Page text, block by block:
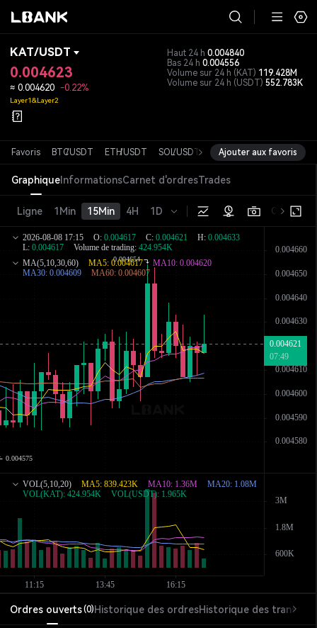
KAT/USDT
0.004623
≈ 0.004620 -0.22%
Layer1&Layer2
Haut 24 h 0.004840
Bas 24 h 0.004556
Volume sur 24 h (KAT) 119.428M
Volume sur 24 h (USDT) 552.783K
Favoris BTC/USDT ETH/USDT SOL/USDT XRP/USDT DOGE/USDT
Ajouter aux favoris
GraphiqueInformationsCarnet d'ordresTrades
Ligne 1Min 15Min 4H 1D Original
Ordres ouverts(0)Historique des ordresHistorique des